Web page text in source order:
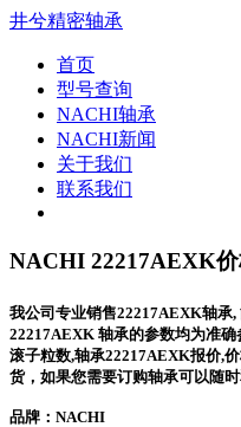
井兮精密轴承
首页
型号查询
NACHI轴承
NACHI新闻
关于我们
联系我们
NACHI 22217AEXK
我公司专业销售22217AEXK轴承,
22217AEXK 轴承的参数均为准
滚子粒数,轴承22217AEXK报价,
货，如果您需要订购轴承可以随时
品牌：NACHI